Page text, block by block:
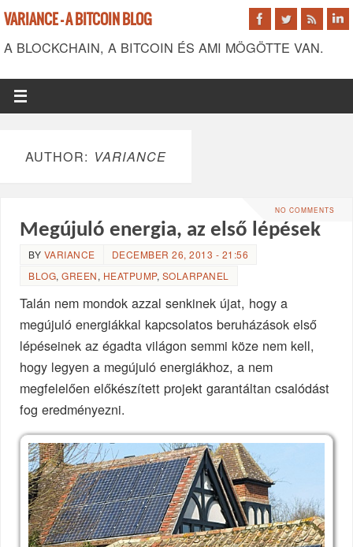
VARIANCE - A BITCOIN BLOG
A BLOCKCHAIN, A BITCOIN ÉS AMI MÖGÖTTE VAN.
AUTHOR: VARIANCE
NO COMMENTS
Megújuló energia, az első lépések
BY VARIANCE
DECEMBER 26, 2013 - 21:56
BLOG,GREEN, HEATPUMP, SOLARPANEL
Talán nem mondok azzal senkinek újat, hogy a
megújuló energiákkal kapcsolatos beruházások első
lépéseinek az égadta világon semmi köze nem kell,
hogy legyen a megújuló energiákhoz, a nem
megfelelően előkészített projekt garantáltan csalódást
fog eredményezni.